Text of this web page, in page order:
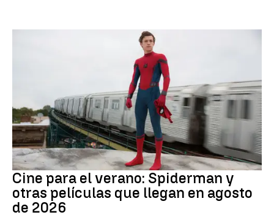
Cine
Cine para el verano: Spiderman y
otras películas que llegan en agosto
de 2026